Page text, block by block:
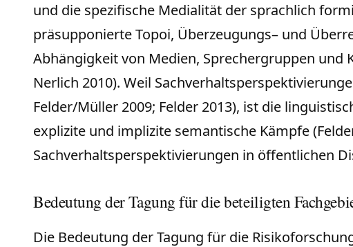
und die spezifische Medialität der sprachlich
präsupponierte Topoi, Überzeugungs– und
Abhängigkeit von Medien, Sprechergruppen und
Nerlich 2010). Weil
Felder/Müller 2009; Felder 2013), ist die
explizite und implizite semantische Kämpfe
Sachverhaltsperspektivierungen in öffentlichen
Bedeutung der Tagung für die beteiligten
Die Bedeutung der Tagung für die